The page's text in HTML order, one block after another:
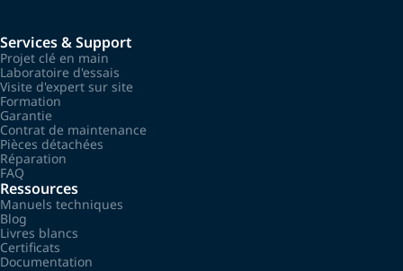
Services & Support
Projet clé en main
Laboratoire d'essais
Visite d'expert sur site
Formation
Garantie
Contrat de maintenance
Pièces détachées
Réparation
FAQ
Ressources
Manuels techniques
Blog
Livres blancs
Certificats
Documentation